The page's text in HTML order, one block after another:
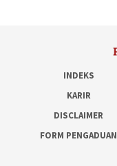
INDEKS
KARIR
DISCLAIMER
FORM PENGADUAN